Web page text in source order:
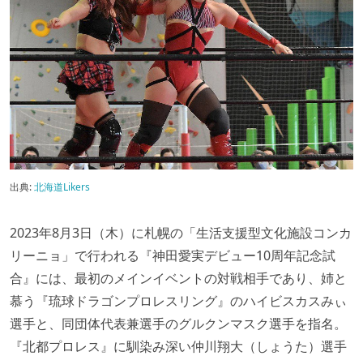
出典:北海道Likers
2023年8月3日（木）に札幌の「生活支援型文化施設コンカ
リーニョ」で行われる『神田愛実デビュー10周年記念試
合』には、最初のメインイベントの対戦相手であり、姉と
慕う『琉球ドラゴンプロレスリング』のハイビスカスみぃ
選手と、同団体代表兼選手のグルクンマスク選手を指名。
『北都プロレス』に馴染み深い仲川翔大（しょうた）選手